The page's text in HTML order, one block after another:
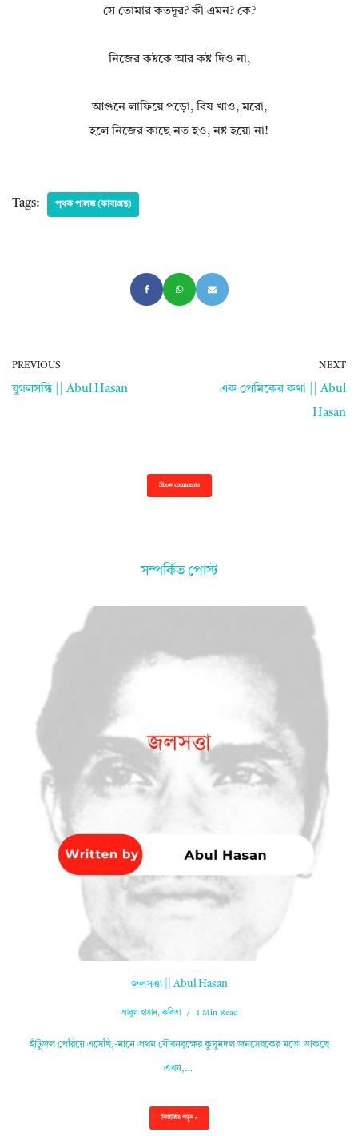
সে তোমার কতদূর? কী এমন? কে?
নিজের কষ্টকে আর কষ্ট দিও না,
আগুনে লাফিয়ে পড়ো, বিষ খাও, মরো,
হলে নিজের কাছে নত হও, নষ্ট হয়ো না!
Tags: পৃথক পালঙ্ক (কাব্যগ্রন্থ)
PREVIOUS
যুগলসন্ধি || Abul Hasan
NEXT
এক প্রেমিকের কথা || Abul
Hasan
Show comments
সম্পর্কিত পোস্ট
জলসত্তা || Abul Hasan
আবুল হাসান,কবিতা 1 Min Read
হাঁটুজল পেরিয়ে এসেছি,-মানে প্রথম যৌবনবৃক্ষের কুসুমদল জনসেবকের মতো ডাকছে
এখন,…
বিস্তারিত পড়ুন »